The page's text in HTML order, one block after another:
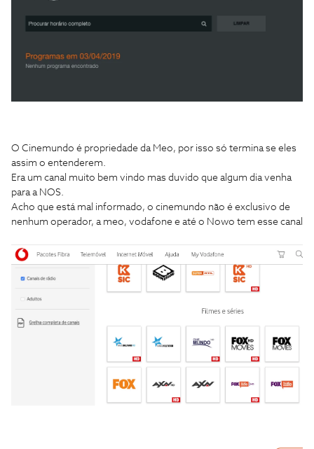
O Cinemundo é propriedade da Meo, por isso só termina se eles
assim o entenderem.
Era um canal muito bem vindo mas duvido que algum dia venha
para a NOS.
Acho que está mal informado, o cinemundo não é exclusivo de
nenhum operador, a meo, vodafone e até o Nowo tem esse canal